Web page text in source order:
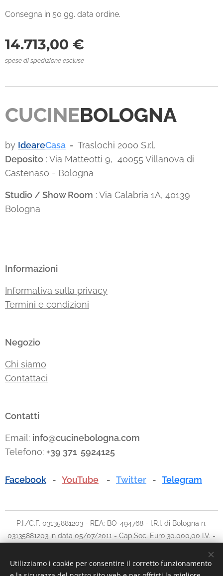
Consegna in 50 gg. data ordine.
14.713,00 €
spese di spedizione escluse
CUCINEBOLOGNA
by IdeareCasa - Traslochi 2000 S.r.l.
Deposito : Via Matteotti 9, 40055 Villanova di
Castenaso - Bologna
Studio / Show Room : Via Calabria 1A, 40139
Bologna
Informazioni
Informativa sulla privacy
Termini e condizioni
Negozio
Chi siamo
Contattaci
Contatti
Email: info@cucinebologna.com
Telefono: +39 371 5924125
Facebook - YouTube - Twitter - Telegram
P.I./C.F. 03135881203 - REA: BO-494768 - I.R.I. di Bologna n.
03135881203 in data 05/07/2011 - Cap.Soc. Euro 30.000,00 I.V. -
info@traslochi2000bo.it
Utilizziamo i cookie per consentire il corretto funzionamento